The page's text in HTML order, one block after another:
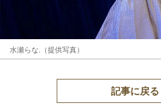
水瀬らな.（提供写真）
記事に戻る